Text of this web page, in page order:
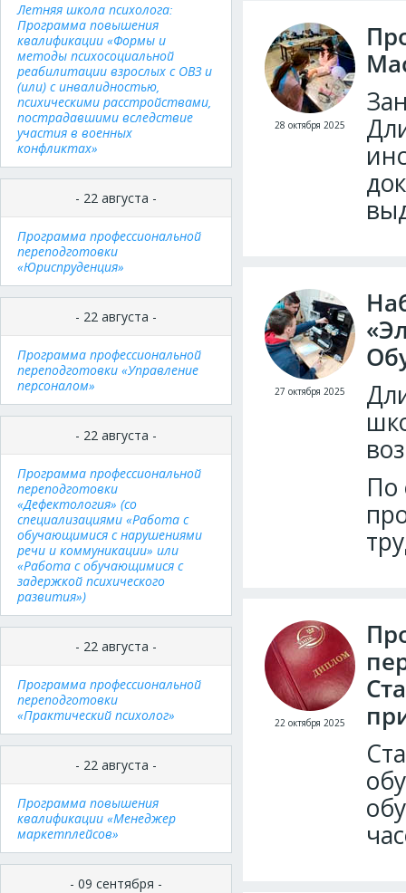
Летняя школа психолога:
Программа повышения
квалификации «Формы и
методы психосоциальной
реабилитации взрослых с ОВЗ и
(или) с инвалидностью,
психическими расстройствами,
пострадавшими вследствие
участия в военных
конфликтах»
- 22 августа -
Программа профессиональной
переподготовки
«Юриспруденция»
- 22 августа -
Программа профессиональной
переподготовки «Управление
персоналом»
- 22 августа -
Программа профессиональной
переподготовки
«Дефектология» (со
специализациями «Работа с
обучающимися с нарушениями
речи и коммуникации» или
«Работа с обучающимися с
задержкой психического
развития»)
- 22 августа -
Программа профессиональной
переподготовки
«Практический психолог»
- 22 августа -
Программа повышения
квалификации «Менеджер
маркетплейсов»
- 09 сентября -
28 октября 2025
По
27 октября 2025
22 октября 2025